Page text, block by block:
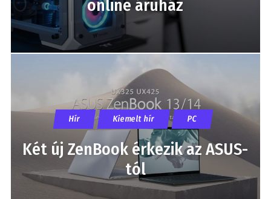
online áruház
Hír Kiemelt hír PC
Két új ZenBook érkezik az ASUS-
tól